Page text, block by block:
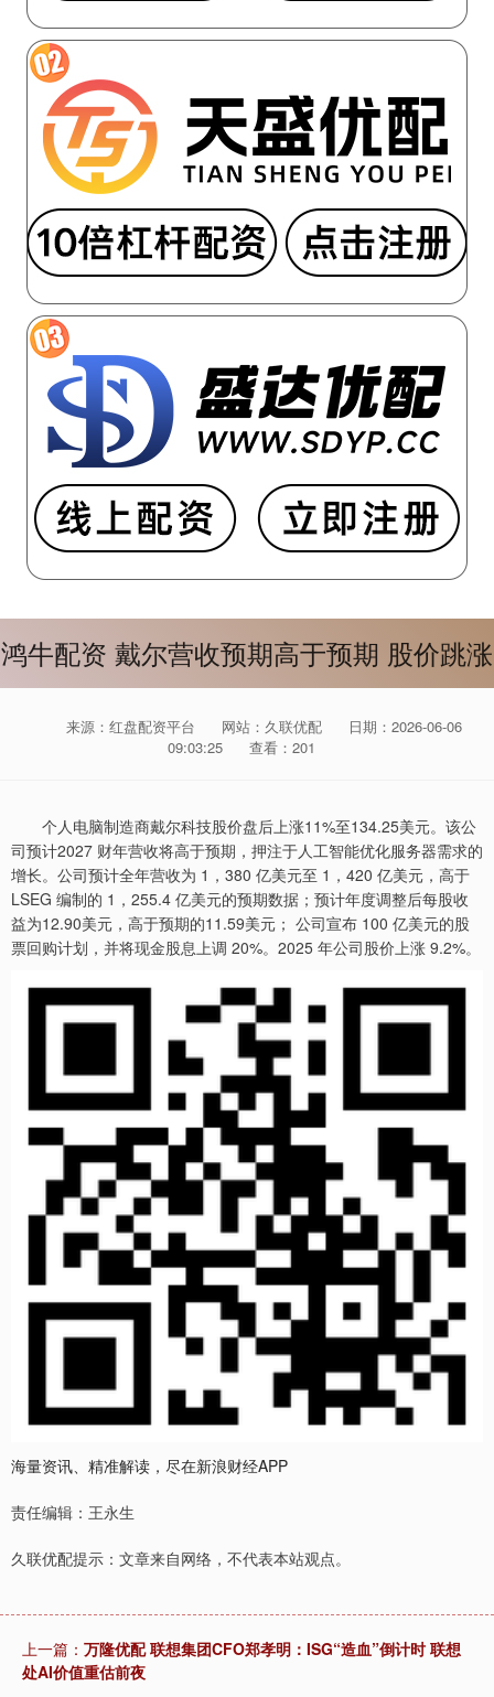
鸿牛配资 戴尔营收预期高于预期 股价跳涨
来源：红盘配资平台 网站：久联优配
日期：2026-06-06
09:03:25
查看：201
个人电脑制造商戴尔科技股价盘后上涨11%至134.25美元。该公
司预计2027 财年营收将高于预期，押注于人工智能优化服务器需求的
增长。公司预计全年营收为 1，380 亿美元至 1，420 亿美元，高于
LSEG 编制的 1，255.4 亿美元的预期数据；预计年度调整后每股收
益为12.90美元，高于预期的11.59美元； 公司宣布 100 亿美元的股
票回购计划，并将现金股息上调 20%。2025 年公司股价上涨 9.2%。
海量资讯、精准解读，尽在新浪财经APP
责任编辑：王永生
久联优配提示：文章来自网络，不代表本站观点。
上一篇： 万隆优配 联想集团CFO郑孝明：ISG“造血”倒计时 联想
处AI价值重估前夜